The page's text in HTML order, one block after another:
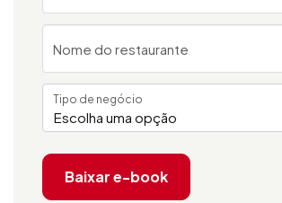
Nome do restaurante
Escolha uma opção
Tipo de negócio
Baixar e-book